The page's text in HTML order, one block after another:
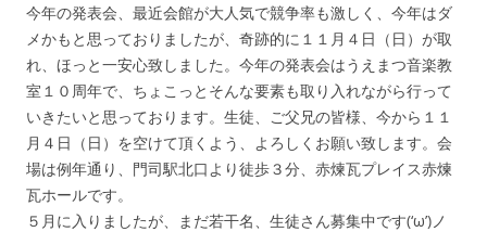
今年の発表会、最近会館が大人気で競争率も激しく、今年はダ
メかもと思っておりましたが、奇跡的に１１月４日（日）が取
れ、ほっと一安心致しました。今年の発表会はうえまつ音楽教
室１０周年で、ちょこっとそんな要素も取り入れながら行って
いきたいと思っております。生徒、ご父兄の皆様、今から１１
月４日（日）を空けて頂くよう、よろしくお願い致します。会
場は例年通り、門司駅北口より徒歩３分、赤煉瓦プレイス赤煉
瓦ホールです。
５月に入りましたが、まだ若干名、生徒さん募集中です(‘ω’)ノ